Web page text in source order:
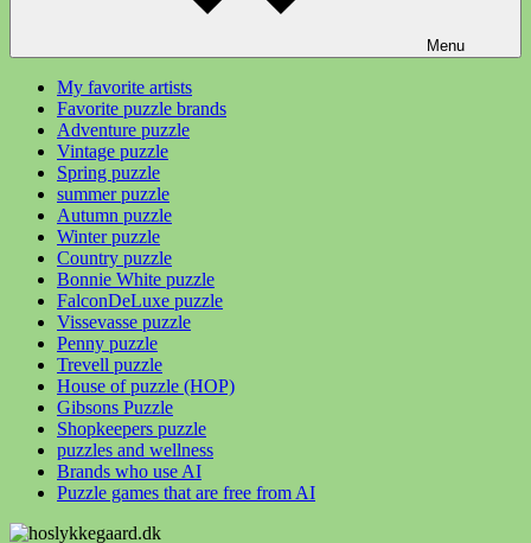
Menu
My favorite artists
Favorite puzzle brands
Adventure puzzle
Vintage puzzle
Spring puzzle
summer puzzle
Autumn puzzle
Winter puzzle
Country puzzle
Bonnie White puzzle
FalconDeLuxe puzzle
Vissevasse puzzle
Penny puzzle
Trevell puzzle
House of puzzle (HOP)
Gibsons Puzzle
Shopkeepers puzzle
puzzles and wellness
Brands who use AI
Puzzle games that are free from AI